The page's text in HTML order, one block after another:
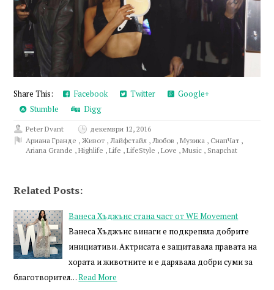
Share This: Facebook Twitter
Google+
Stumble
Digg
Peter Dvant
декември 12, 2016
Ариана Гранде ,Живот ,Лайфстайл ,Любов ,Музика , СнапЧат ,
Ariana Grande ,Highlife ,Life ,LifeStyle ,Love ,Music , Snapchat
Related Posts:
Ванеса Хъджънс стана част от WE Movement
Ванеса Хъджънс винаги е подкрепяла добрите
инициативи. Актрисата е защитавала правата на
хората и животните и е дарявала добри суми за
благотворител…Read More